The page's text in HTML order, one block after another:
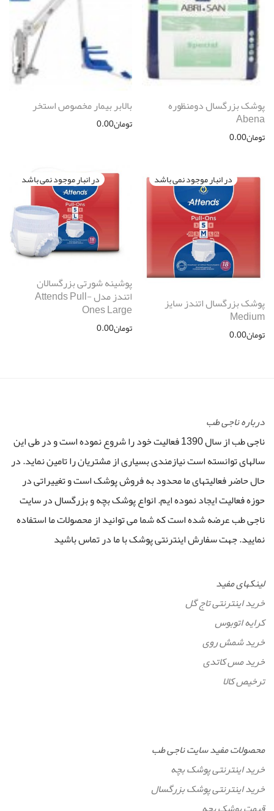
پوشک بزرگسال دومنظوره
Abena
تومان0.00
بالابر بیمار مخصوص استخر
تومان0.00
پوشک بزرگسال اتندز سایز
Medium
تومان0.00
پوشینه شورتی بزرگسالان
اتندز مدل Attends Pull-
Ones Large
تومان0.00
درباره ناجی طب
ناجی طب از سال 1390 فعالیت خود را شروع نموده است و در طی این
سالهای توانسته است نیازمندی بسیاری از مشتریان را تامین نماید. در
حال حاضر فعالیتهای ما محدود به فروش پوشک است و تغییراتی در
حوزه فعالیت ایجاد نموده ایم. انواع پوشک بچه و بزرگسال در سایت
ناجی طب عرضه شده است که شما می توانید از محصولات ما استفاده
نمایید. جهت سفارش اینترنتی پوشک با ما در تماس باشید
لینکهای مفید
خرید اینترنتی تاج گل
کرایه اتوبوس
خرید شمش روی
خرید مس کاتدی
ترخیص کالا
محصولات مفید سایت ناجی طب
خرید اینترنتی پوشک بچه
خرید اینترنتی پوشک بزرگسال